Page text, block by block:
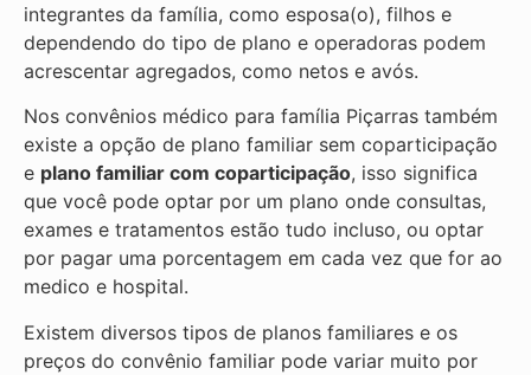
integrantes da família, como esposa(o), filhos e
dependendo do tipo de plano e operadoras podem
acrescentar agregados, como netos e avós.
Nos convênios médico para família Piçarras também
existe a opção de plano familiar sem coparticipação
e plano familiar com coparticipação, isso significa
que você pode optar por um plano onde consultas,
exames e tratamentos estão tudo incluso, ou optar
por pagar uma porcentagem em cada vez que for ao
medico e hospital.
Existem diversos tipos de planos familiares e os
preços do convênio familiar pode variar muito por